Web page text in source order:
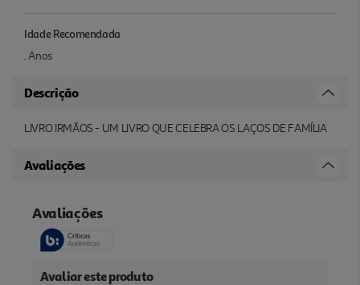
Idade Recomendada
. Anos
Descrição
LIVRO IRMÃOS - UM LIVRO QUE CELEBRA OS LAÇOS DE FAMÍLIA
Avaliações